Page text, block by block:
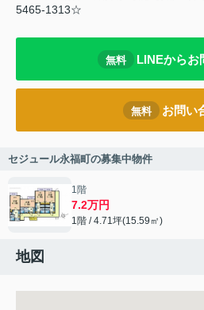
5465-1313☆
無料 LINEからお
無料 お問い
セジュール永福町の募集中物件
1階
7.2万円
1階 / 4.71坪(15.59㎡)
地図